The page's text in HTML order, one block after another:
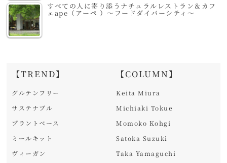
すべての人に寄り添うナチュラルレストラン＆カフ
ェape（アーペ ）～フードダイバーシティ～
【TREND】
グルテンフリー
サステナブル
プラントベース
ミールキット
ヴィーガン
【COLUMN】
Keita Miura
Michiaki Tokue
Momoko Kohgi
Satoka Suzuki
Taka Yamaguchi